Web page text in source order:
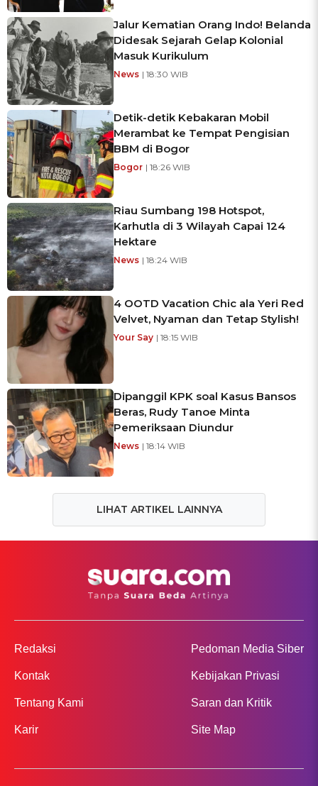
Jalur Kematian Orang Indo! Belanda
Didesak Sejarah Gelap Kolonial
Masuk Kurikulum
News | 18:30 WIB
Detik-detik Kebakaran Mobil
Merambat ke Tempat Pengisian
BBM di Bogor
Bogor | 18:26 WIB
Riau Sumbang 198 Hotspot,
Karhutla di 3 Wilayah Capai 124
Hektare
News | 18:24 WIB
4 OOTD Vacation Chic ala Yeri Red
Velvet, Nyaman dan Tetap Stylish!
Your Say | 18:15 WIB
Dipanggil KPK soal Kasus Bansos
Beras, Rudy Tanoe Minta
Pemeriksaan Diundur
News | 18:14 WIB
LIHAT ARTIKEL LAINNYA
Redaksi
Kontak
Tentang Kami
Karir
Pedoman Media Siber
Kebijakan Privasi
Saran dan Kritik
Site Map